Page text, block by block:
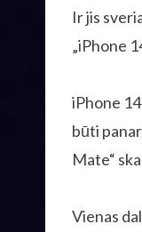
Ir jis
„iPhone
iPhone
būti
Mate“
Vienas